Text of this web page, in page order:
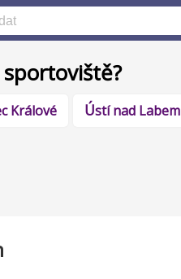
Králové Ústí nad Labem